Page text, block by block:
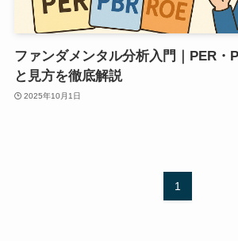
ファンダメンタル分析入門｜PER・
と見方を徹底解説
2025年10月1日
1